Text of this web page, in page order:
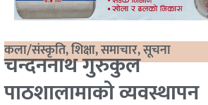
कला/संस्कृति,शिक्षा,समाचार,सूचना
चन्दननाथ गुरुकुल
पाठशालामाको व्यवस्थापन